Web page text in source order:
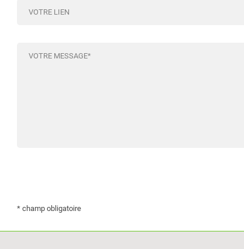
VOTRE LIEN
VOTRE MESSAGE*
* champ obligatoire